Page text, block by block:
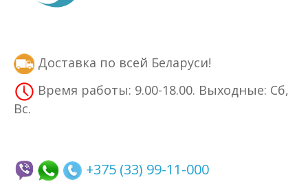
Доставка по всей Беларуси!
Время работы: 9.00-18.00. Выходные: Сб,
Вс.
+375 (33) 99-11-000